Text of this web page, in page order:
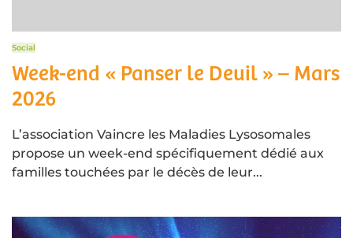
Social
Week-end « Panser le Deuil » – Mars
2026
L’association Vaincre les Maladies Lysosomales
propose un week-end spécifiquement dédié aux
familles touchées par le décès de leur...